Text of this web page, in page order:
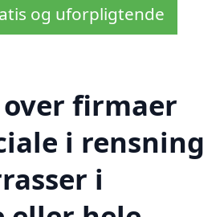
og uforpligtende
firmaer
i rensning
i